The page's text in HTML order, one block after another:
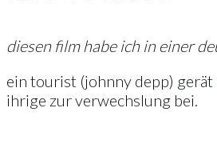
diesen film habe ich in einer
ein tourist (johnny depp) gerät
ihrige zur verwechslung bei.